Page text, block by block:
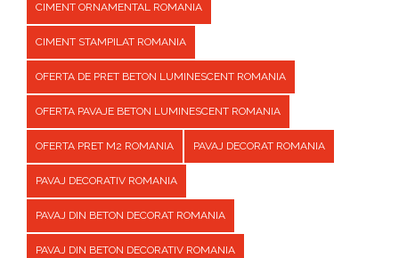
CIMENT ORNAMENTAL ROMANIA
CIMENT STAMPILAT ROMANIA
OFERTA DE PRET BETON LUMINESCENT ROMANIA
OFERTA PAVAJE BETON LUMINESCENT ROMANIA
OFERTA PRET M2 ROMANIA PAVAJ DECORAT ROMANIA
PAVAJ DECORATIV ROMANIA
PAVAJ DIN BETON DECORAT ROMANIA
PAVAJ DIN BETON DECORATIV ROMANIA